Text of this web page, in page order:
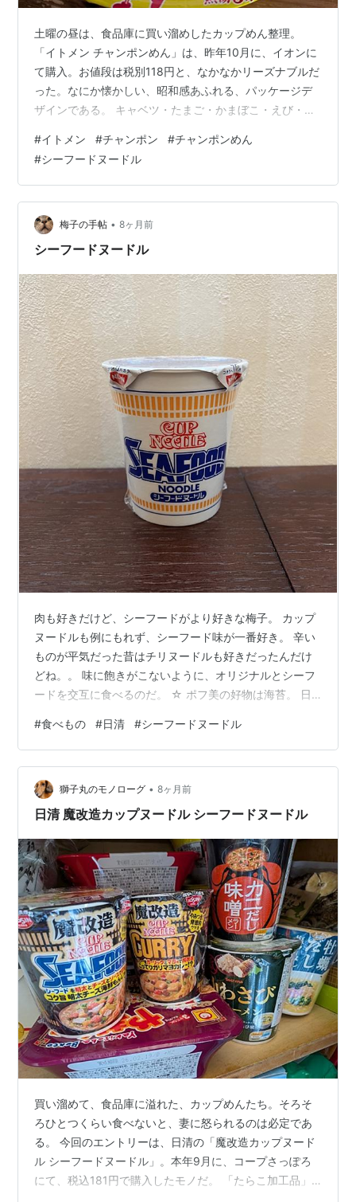
土曜の昼は、食品庫に買い溜めしたカップめん整理。
「イトメン チャンポンめん」は、昨年10月に、イオンに
て購入。お値段は税別118円と、なかなかリーズナブルだ
った。なにか懐かしい、昭和感あふれる、パッケージデ
ザインである。 キャベツ・たまご・かまぼこ・えび・ね
県たつの市の「イトメン(株)」。半世紀を越える私の人生
において、初めて出会った企業名だ。そして、この「チ
ャンポンめん」は。1963年発売の、超ロングセラー商品
だったのだ。 ちなみに賞味期限は、食した時点で3週間
オーバーだったが･･･まあ、たぶん、大丈夫だろうと、
淡々と調理を進める。 別袋…
#イトメン #チャンポン #チャンポンめん
#シーフードヌードル
梅子の手帖 • 8ヶ月前
シーフードヌードル
肉も好きだけど、シーフードがより好きな梅子。 カップ
ヌードルも例にもれず、シーフード味が一番好き。 辛い
ものが平気だった昔はチリヌードルも好きだったんだけ
どね。。 味に飽きがこないように、オリジナルとシーフ
ードを交互に食べるのだ。 ☆ ポフ美の好物は海苔。 日
スタント麺 即席麺 麺類 カップラーメン インスタントラ
ーメン『送料無料（一部地域除く）』価格: 4492 円楽天
で詳細を見る 星羊社 猫印ミルク 手ぬぐい（いちごミル
ク色）【猫グッズ 柄 プレゼント おしゃれ 日用品 ねこ 雑
貨 かわいい 可愛い 手拭い モチーフ ギフト】【猫…
#食べもの #日清 #シーフードヌードル
獅子丸のモノローグ • 8ヶ月前
日清 魔改造カップヌードル シーフードヌードル
買い溜めて、食品庫に溢れた、カップめんたち。そろそ
ろひとつくらい食べないと、妻に怒られるのは必定であ
る。 今回のエントリーは、日清の「魔改造カップヌード
ル シーフードヌードル」。本年9月に、コープさっぽろ
にて、税込181円で購入したモノだ。 「たらこ加工品」